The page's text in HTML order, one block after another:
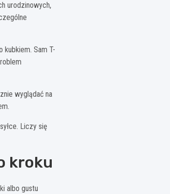
urodzinowych,
kubkiem. Sam T-
wyglądać na
Liczy się
kroku
albo gustu